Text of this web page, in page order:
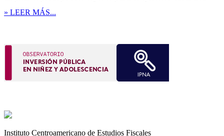
» LEER MÁS...
Instituto Centroamericano de Estudios Fiscales